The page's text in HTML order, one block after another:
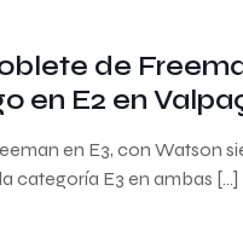
de
en E2 en
en E3, con Watson
categoría E3 en ambas […]